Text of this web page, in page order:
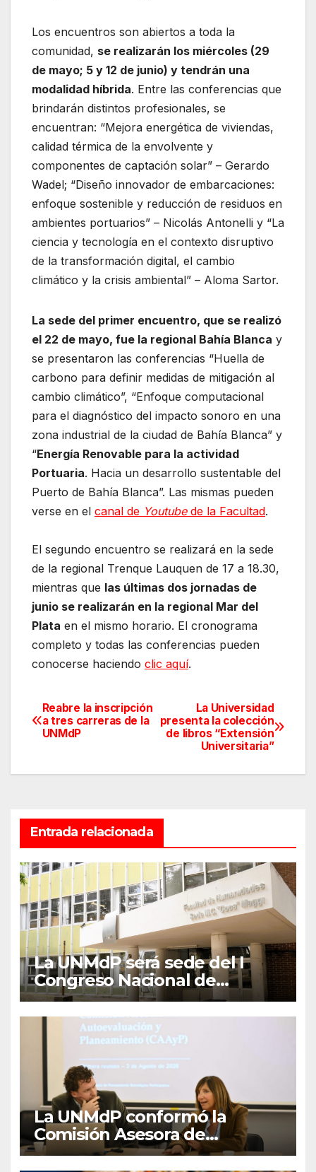
Los encuentros son abiertos a toda la
comunidad, se realizarán los miércoles (29
de mayo; 5 y 12 de junio) y tendrán una
modalidad híbrida. Entre las conferencias que
brindarán distintos profesionales, se
encuentran: “Mejora energética de viviendas,
calidad térmica de la envolvente y
componentes de captación solar” – Gerardo
Wadel; “Diseño innovador de embarcaciones:
enfoque sostenible y reducción de residuos en
ambientes portuarios” – Nicolás Antonelli y “La
ciencia y tecnología en el contexto disruptivo
de la transformación digital, el cambio
climático y la crisis ambiental” – Aloma Sartor.
La sede del primer encuentro, que se realizó
el 22 de mayo, fue la regional Bahía Blanca y
se presentaron las conferencias “Huella de
carbono para definir medidas de mitigación al
cambio climático”, “Enfoque computacional
para el diagnóstico del impacto sonoro en una
zona industrial de la ciudad de Bahía Blanca” y
“Energía Renovable para la actividad
Portuaria. Hacia un desarrollo sustentable del
Puerto de Bahía Blanca”. Las mismas pueden
verse en el canal de Youtubede la Facultad.
El segundo encuentro se realizará en la sede
de la regional Trenque Lauquen de 17 a 18.30,
mientras que las últimas dos jornadas de
junio se realizarán en la regional Mar del
Plata en el mismo horario. El cronograma
completo y todas las conferencias pueden
conocerse haciendo clic aquí.
Navegación
de
entradas
La Universidad
presenta la colección
de libros “Extensión
Universitaria”
Reabre la inscripción
a tres carreras de la
UNMdP
Entrada relacionada
La UNMdP será sede del I
Congreso Nacional de
Lengua Inglesa
La UNMdP conformó la
Comisión Asesora de
Autoevaluación y